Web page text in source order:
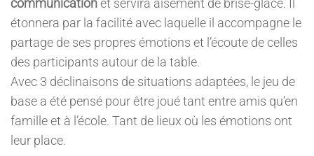
communicationet servira aisément de brise-glace. Il
étonnera par la facilité avec laquelle il accompagne le
partage de ses propres émotions et l’écoute de celles
des participants autour de la table.
Avec 3 déclinaisons de situations adaptées, le jeu de
base a été pensé pour être joué tant entre amis qu’en
famille et à l’école. Tant de lieux où les émotions ont
leur place.